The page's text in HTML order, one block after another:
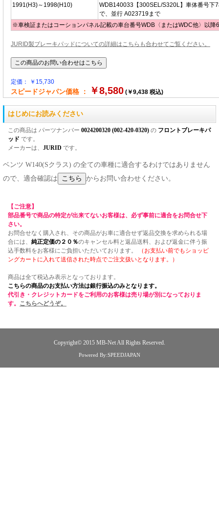
1991(H3)～1998(H10)
WDB140033【300SEL/S320L】車体番号下
で、並行 A023719まで
※車検証またはコーションパネル記載の車台番号WDB〈またはWDC他〉以降
JURID製ブレーキパッドについての詳細はこちらも合わせてご覧ください。
定価： ￥15,730
スピードジャパン価格 ： ￥8,580 (￥9,438 税込)
はじめにお読みください
この商品は パーツナンバー 0024200320 (002-420-0320) の フロントブレーキパ
ッド です。
メーカーは、 JURID です。
ベンツ W140(Sクラス) の全ての車種に適合するわけではありません
ので、適合確認は
からお問い合わせください。
【ご注意】
部品番号で商品の特定が出来てないお客様は、必ず事前に適合をお問合せ下
さい。
お問合せなく購入され、その商品がお車に適合せず返品交換を求められる場
合には、 純正定価の２０％のキャンセル料と返品送料、および返金に伴う振
込手数料をお客様にご負担いただいております。
（お支払い前でもショッピ
ングカートに入れて送信された時点でご注文扱いとなります。）
商品は全て税込み表示となっております。
こちらの商品のお支払い方法は銀行振込のみとなります。
代引き・クレジットカードをご利用のお客様は売り場が別になっておりま
す。 こちらへどうぞ。
Copyright© 2015 MB-NetAll Rights Reserved.
Powered By:SPEEDJAPAN